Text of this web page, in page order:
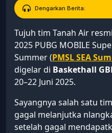
Dengarkan Berita:
Tujuh tim Tanah Air
2025 PUBG MOBILE
Summer (PMSL SEA
digelar di Baskethall
20–22 Juni 2025.
Sayangnya salah satu
gagal melanjutka
setelah gagal